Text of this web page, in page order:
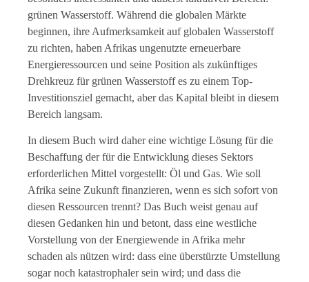
grünen Wasserstoff. Während die globalen Märkte
beginnen, ihre Aufmerksamkeit auf globalen Wasserstoff
zu richten, haben Afrikas ungenutzte erneuerbare
Energieressourcen und seine Position als zukünftiges
Drehkreuz für grünen Wasserstoff es zu einem Top-
Investitionsziel gemacht, aber das Kapital bleibt in diesem
Bereich langsam.
In diesem Buch wird daher eine wichtige Lösung für die
Beschaffung der für die Entwicklung dieses Sektors
erforderlichen Mittel vorgestellt: Öl und Gas. Wie soll
Afrika seine Zukunft finanzieren, wenn es sich sofort von
diesen Ressourcen trennt? Das Buch weist genau auf
diesen Gedanken hin und betont, dass eine westliche
Vorstellung von der Energiewende in Afrika mehr
schaden als nützen wird: dass eine überstürzte Umstellung
sogar noch katastrophaler sein wird; und dass die